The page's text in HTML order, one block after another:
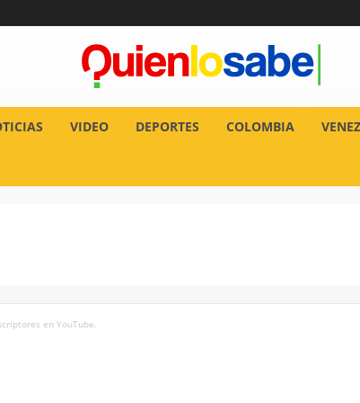
VIDEO DEPORTES COLOMBIA
en YouTube.